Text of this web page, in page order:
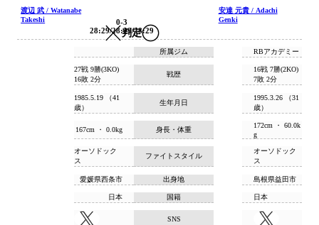
渡辺 武 / Watanabe
Takeshi
判定
0-3
28:29/28:29/28:29
安達 元貴 / Adachi
Genki
所属ジム RBアカデミー
戦歴
27戦 9勝(3KO)
16敗 2分
16戦 7勝(2KO)
7敗 2分
生年月日
1985.5.19 （41
歳）
1995.3.26 （31
歳）
身長・体重
167cm ・ 0.0kg
172cm ・ 60.0k
g
ファイトスタイル
オーソドック
ス
オーソドック
ス
出身地
愛媛県西条市 島根県益田市
国籍
日本 日本
SNS